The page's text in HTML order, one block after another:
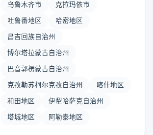
乌鲁木齐市 克拉玛依市
吐鲁番地区 哈密地区
昌吉回族自治州
博尔塔拉蒙古自治州
巴音郭楞蒙古自治州
克孜勒苏柯尔克孜自治州 喀什地区
和田地区 伊犁哈萨克自治州
塔城地区 阿勒泰地区